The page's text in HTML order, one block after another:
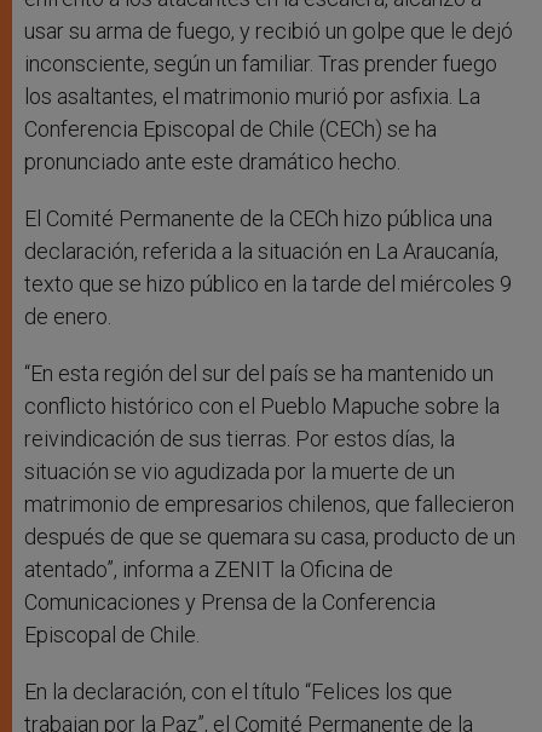
usar su arma de fuego, y recibió un golpe que le dejó
inconsciente, según un familiar. Tras prender fuego
los asaltantes, el matrimonio murió por asfixia. La
Conferencia Episcopal de Chile (CECh) se ha
pronunciado ante este dramático hecho.
El Comité Permanente de la CECh hizo pública una
declaración, referida a la situación en La Araucanía,
texto que se hizo público en la tarde del miércoles 9
de enero.
“En esta región del sur del país se ha mantenido un
conflicto histórico con el Pueblo Mapuche sobre la
reivindicación de sus tierras. Por estos días, la
situación se vio agudizada por la muerte de un
matrimonio de empresarios chilenos, que fallecieron
después de que se quemara su casa, producto de un
atentado”, informa a ZENIT la Oficina de
Comunicaciones y Prensa de la Conferencia
Episcopal de Chile.
En la declaración, con el título “Felices los que
trabajan por la Paz”, el Comité Permanente de la